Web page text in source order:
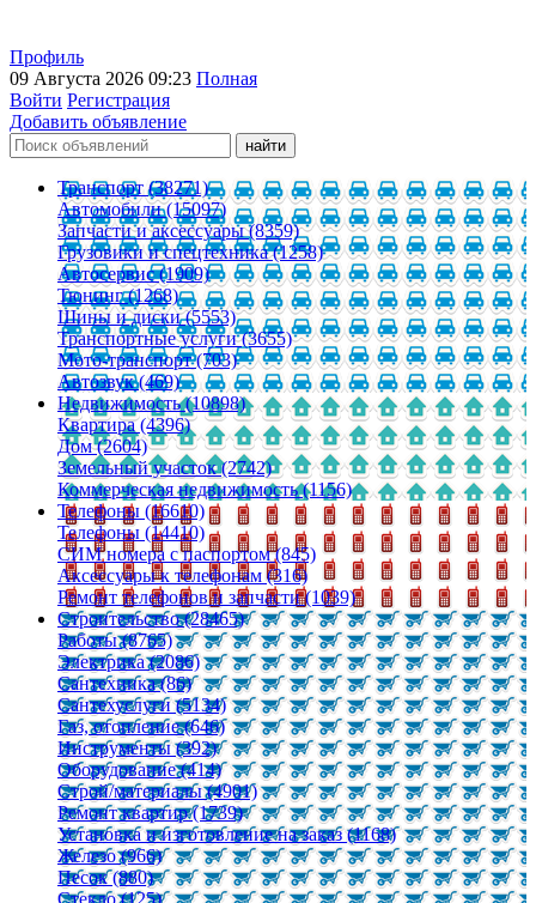
Профиль
09 Августа 2026 09:23 Полная
Войти Регистрация
Добавить объявление
Транспорт (38271)
Автомобили (15097)
Запчасти и аксессуары (8359)
Грузовики и спецтехника (1258)
Автосервис (1909)
Тюнинг (1268)
Шины и диски (5553)
Транспортные услуги (3655)
Мото-транспорт (703)
Автозвук (469)
Недвижимость (10898)
Квартира (4396)
Дом (2604)
Земельный участок (2742)
Коммерческая недвижимость (1156)
Телефоны (16610)
Телефоны (14410)
СИМ номера с паспортом (845)
Аксессуары к телефонам (316)
Ремонт телефонов и запчасти (1039)
Строительство (28465)
Работы (8765)
Электрика (2086)
Сантехника (86)
Сантехуслуги (5134)
Газ, отопление (646)
Инструменты (392)
Оборудование (414)
Строй/материалы (4901)
Ремонт квартир (1739)
Установка и изготовление на заказ (1168)
Железо (966)
Песок (880)
Стекло (125)